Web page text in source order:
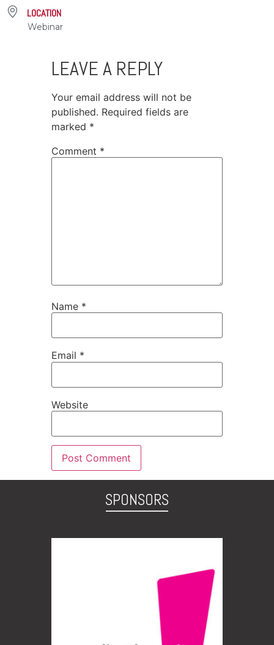
LOCATION
Webinar
LEAVE A REPLY
Your email address will not be
published. Required fields are
marked *
Comment *
Name *
Email *
Website
SPONSORS